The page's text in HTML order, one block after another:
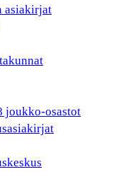
asiakirjat
joukko-osastot